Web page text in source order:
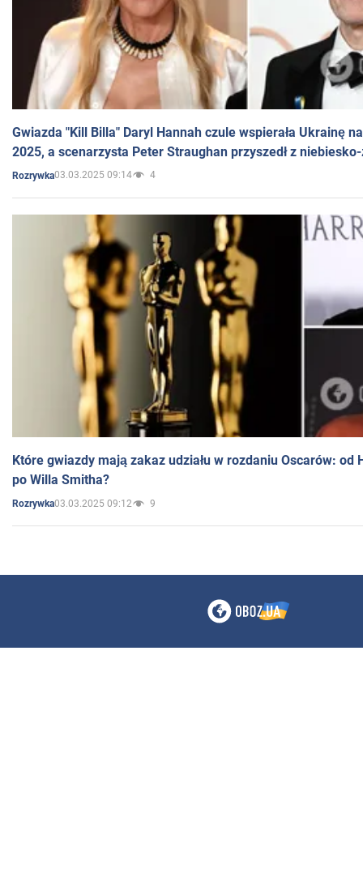
Gwiazda "Kill Billa" Daryl Hannah czule wspierała Ukrainę
2025, a scenarzysta Peter Straughan przyszedł z
Rozrywka03.03.2025 09:14 4
Które gwiazdy mają zakaz udziału w rozdaniu Oscarów: od
po Willa Smitha?
Rozrywka03.03.2025 09:12 9